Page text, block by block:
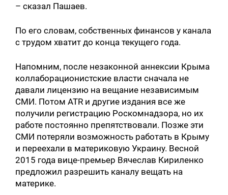
– сказал Пашаев.
По его словам, собственных финансов у канала
с трудом хватит до конца текущего года.
Напомним, после незаконной аннексии Крыма
коллаборационистские власти сначала не
давали лицензию на вещание независимым
СМИ. Потом ATR и другие издания все же
получили регистрацию Роскомнадзора, но их
работе постоянно препятствовали. Позже эти
СМИ потеряли возможность работать в Крыму
и переехали в материковую Украину. Весной
2015 года вице-премьер Вячеслав Кириленко
предложил разрешить каналу вещать на
материке.